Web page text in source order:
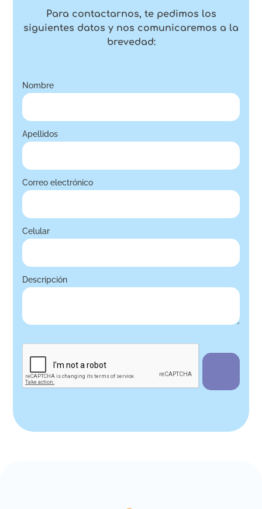
Para contactarnos, te pedimos los
siguientes datos y nos comunicaremos a la
brevedad:
Nombre
Apellidos
Correo electrónico
Celular
Descripción